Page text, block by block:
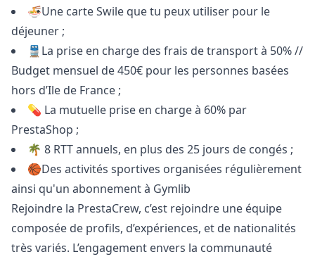
🍜Une carte Swile que tu peux utiliser pour le
déjeuner ;
🚆La prise en charge des frais de transport à 50% //
Budget mensuel de 450€ pour les personnes basées
hors d’Ile de France ;
💊 La mutuelle prise en charge à 60% par
PrestaShop ;
🌴 8 RTT annuels, en plus des 25 jours de congés ;
🏀Des activités sportives organisées régulièrement
ainsi qu'un abonnement à Gymlib
Rejoindre la PrestaCrew, c’est rejoindre une équipe
composée de profils, d’expériences, et de nationalités
très variés. L’engagement envers la communauté